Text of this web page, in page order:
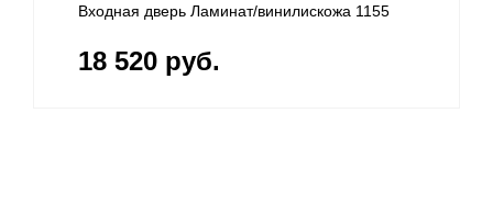
Входная дверь Ламинат/винилискожа 1155
18 520 руб.